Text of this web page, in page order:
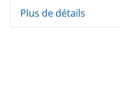
Plus de détails